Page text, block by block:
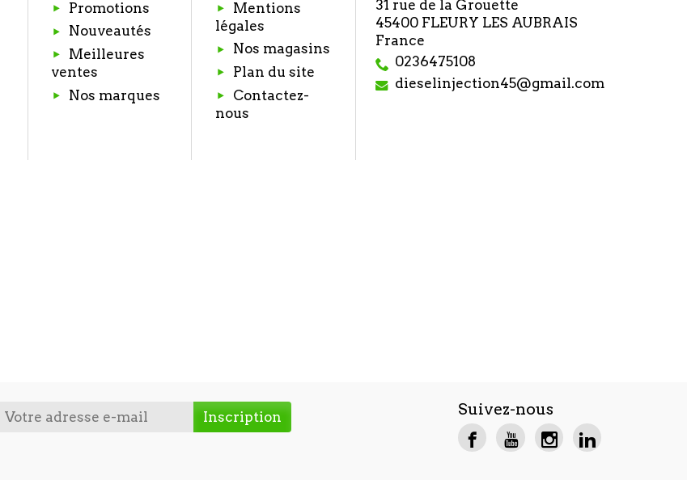
Promotions
Nouveautés
Meilleures
ventes
Nos marques
Mentions
légales
Nos magasins
Plan du site
Contactez-
nous
31 rue de la Grouette
45400 FLEURY LES AUBRAIS
France
0236475108
dieselinjection45@gmail.com
Suivez-nous